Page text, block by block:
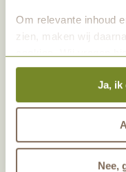
Om relevante inhoud
zien, maken wij
altijd mogelijk om je
marketingprestaties
onze gasten nog
over het gebruik van
Ja, ik
Nee,